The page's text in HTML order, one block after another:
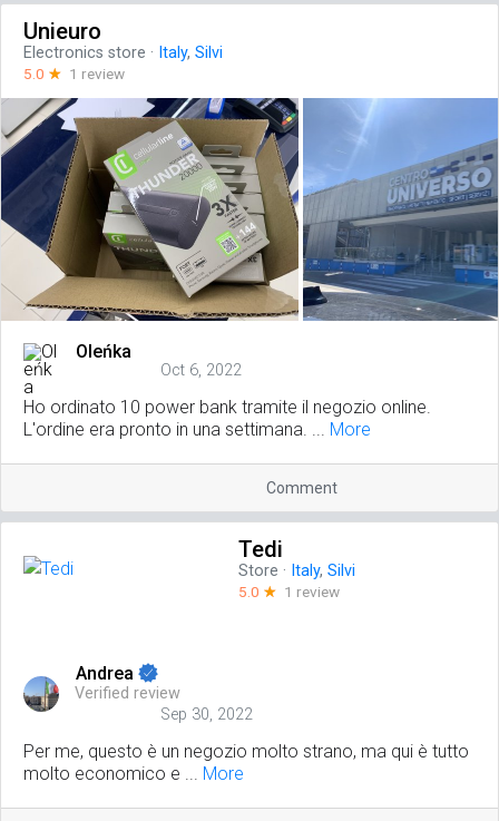
Unieuro
Electronics store · Italy, Silvi
5.0 ☆ 1 review
Oleńka
Oct 6, 2022
Ho ordinato 10 power bank tramite il negozio online.
L'ordine era pronto in una settimana. ... More
Comment
Tedi
Store · Italy, Silvi
5.0 ☆ 1 review
Andrea
Verified review
Sep 30, 2022
Per me, questo è un negozio molto strano, ma qui è tutto
molto economico e ... More